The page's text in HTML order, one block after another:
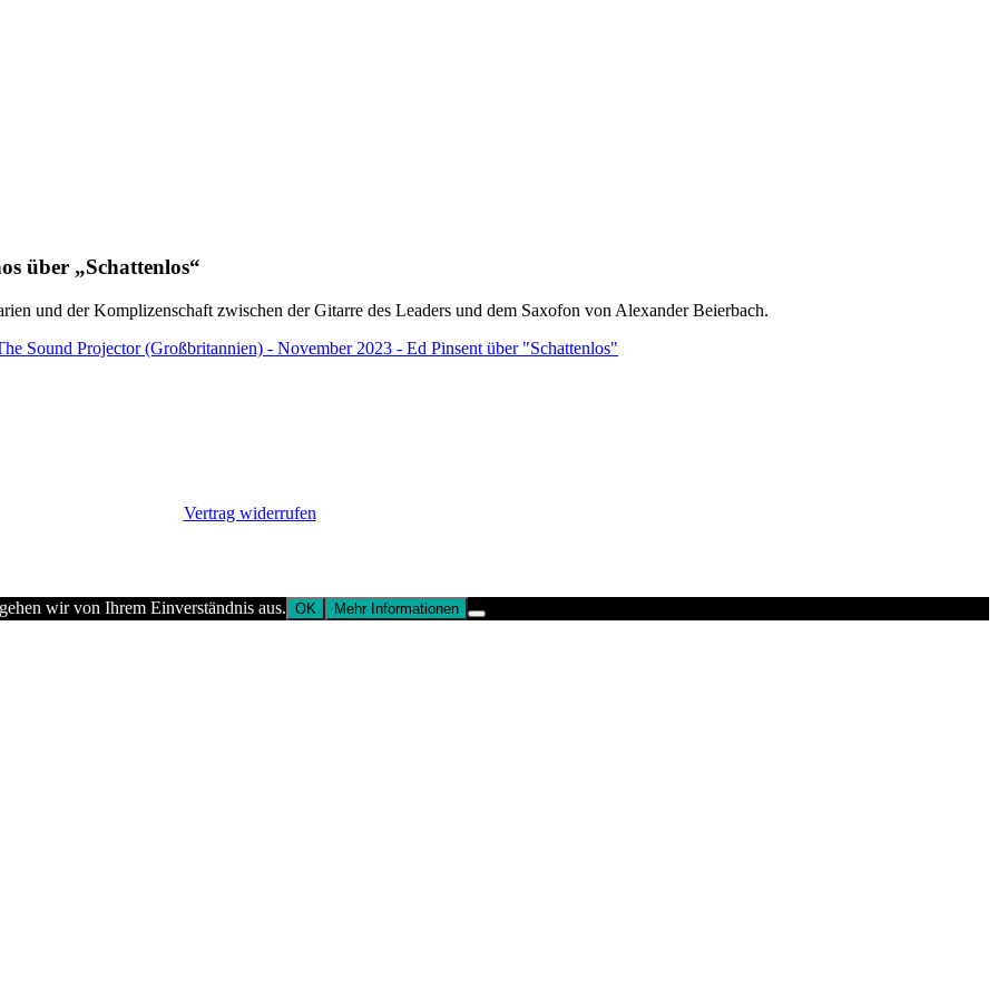
über „Schattenlos“
und der Komplizenschaft zwischen der Gitarre des Leaders und dem Saxofon von Alexander Beierbach.
Sound Projector (Großbritannien) - November 2023 - Ed Pinsent über "Schattenlos"
Vertrag widerrufen
wir von Ihrem Einverständnis aus. OK Mehr Informationen